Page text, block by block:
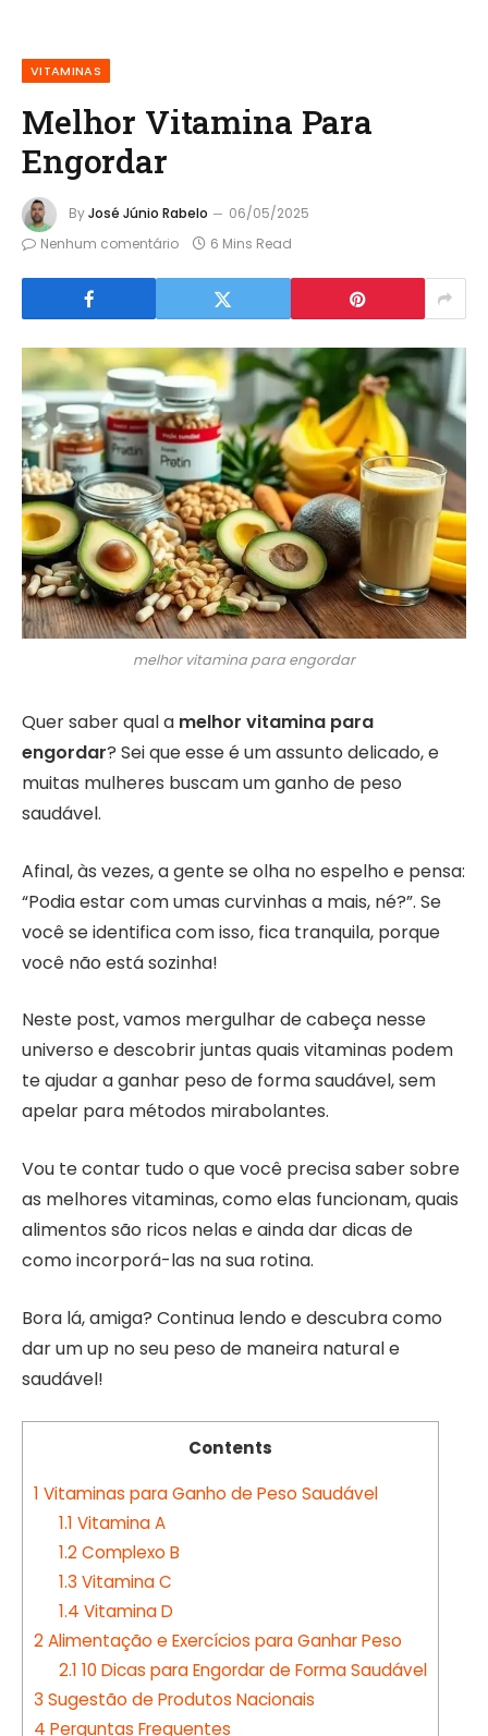
VITAMINAS
Melhor Vitamina Para
Engordar
ByJosé Júnio Rabelo
06/05/2025
Nenhum comentário
6 Mins Read
melhor vitamina para engordar
Quer saber qual a melhor vitamina para
engordar? Sei que esse é um assunto delicado, e
muitas mulheres buscam um ganho de peso
saudável.
Afinal, às vezes, a gente se olha no espelho e pensa:
“Podia estar com umas curvinhas a mais, né?”. Se
você se identifica com isso, fica tranquila, porque
você não está sozinha!
Neste post, vamos mergulhar de cabeça nesse
universo e descobrir juntas quais vitaminas podem
te ajudar a ganhar peso de forma saudável, sem
apelar para métodos mirabolantes.
Vou te contar tudo o que você precisa saber sobre
as melhores vitaminas, como elas funcionam, quais
alimentos são ricos nelas e ainda dar dicas de
como incorporá-las na sua rotina.
Bora lá, amiga? Continua lendo e descubra como
dar um up no seu peso de maneira natural e
saudável!
Contents
1 Vitaminas para Ganho de Peso Saudável
1.1 Vitamina A
1.2Complexo B
1.3 Vitamina C
1.4 Vitamina D
2Alimentação e Exercícios para Ganhar Peso
2.1 10 Dicas para Engordar de Forma Saudável
3 Sugestão de Produtos Nacionais
4 Perguntas Frequentes